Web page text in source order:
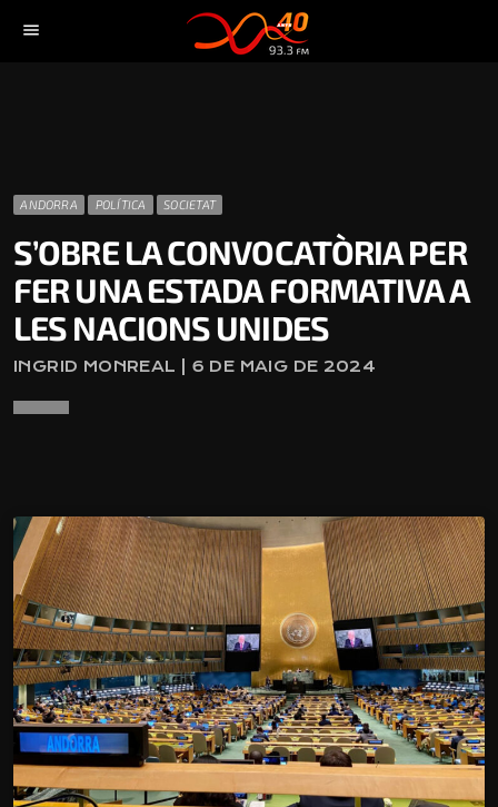
menu
ANDORRA POLÍTICA SOCIETAT
S’OBRE LA CONVOCATÒRIA PER
FER UNA ESTADA FORMATIVA A
LES NACIONS UNIDES
INGRID MONREAL | 6 DE MAIG DE 2024